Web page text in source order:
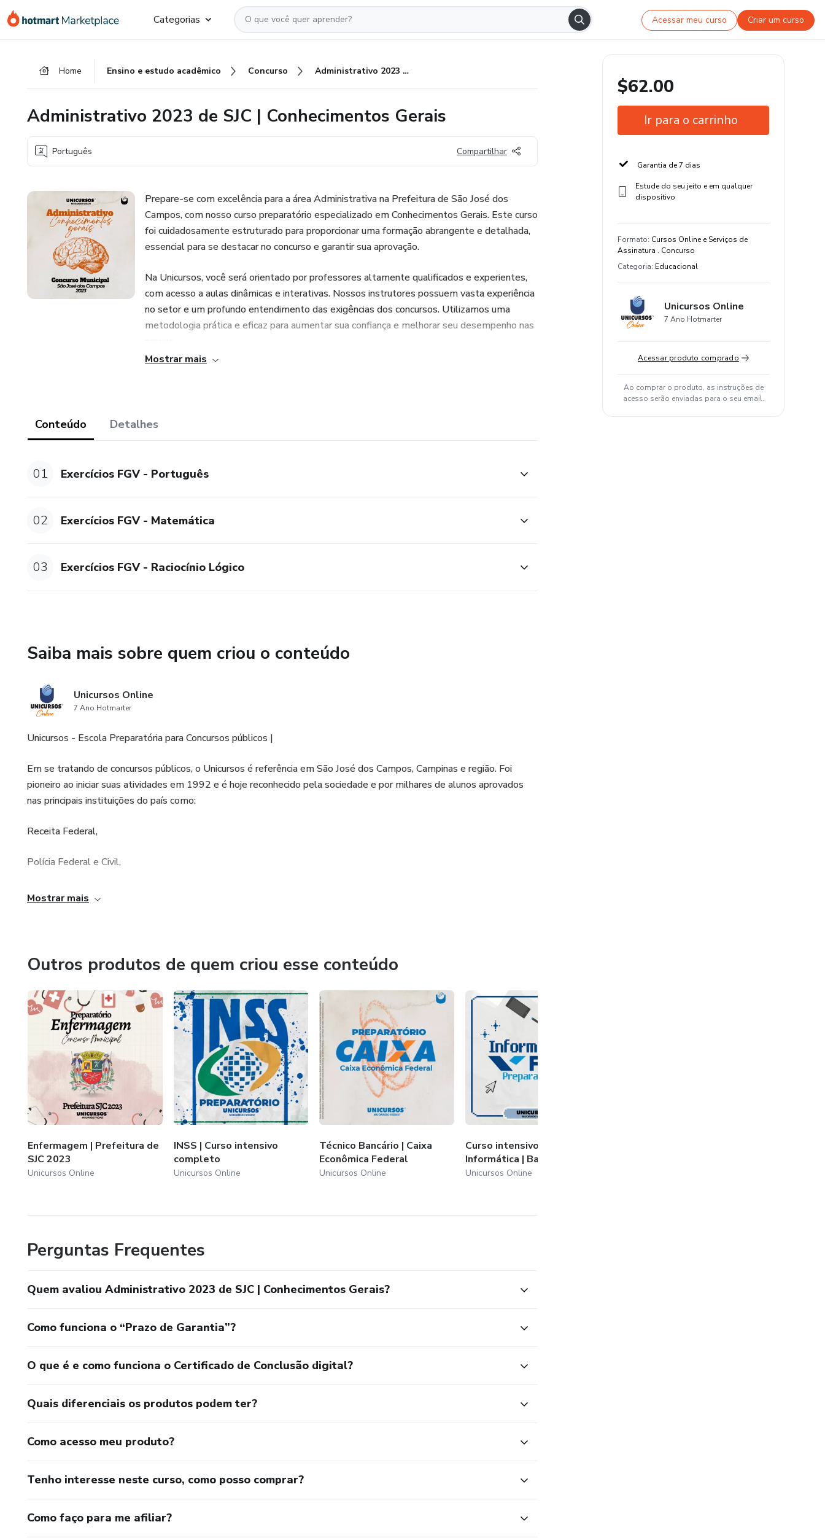
para
para
para
Categorias Acessar meu curso Criar um curso
Home Ensino e estudo acadêmico Concurso Administrativo 2023 de SJC | Conhecimentos Gerais
Administrativo 2023 de SJC | Conhecimentos Gerais
Português Compartilhar
Prepare-se com excelência para a área Administrativa na Prefeitura de São José dos
Campos, com nosso curso preparatório especializado em Conhecimentos Gerais. Este curso
foi cuidadosamente estruturado para proporcionar uma formação abrangente e detalhada,
essencial para se destacar no concurso e garantir sua aprovação.
Na Unicursos, você será orientado por professores altamente qualificados e experientes,
com acesso a aulas dinâmicas e interativas. Nossos instrutores possuem vasta experiência
no setor e um profundo entendimento das exigências dos concursos. Utilizamos uma
metodologia prática e eficaz para aumentar sua confiança e melhorar seu desempenho nas
• Material de Apoio: Apostilas, listas de exercícios e slides em PDF, desenvolvidos para
• Suporte Completo: Atendimento pedagógico e técnico total para resolver qualquer
Mostrar mais
Conteúdo Detalhes
01 Exercícios FGV - Português
02 Exercícios FGV - Matemática
03 Exercícios FGV - Raciocínio Lógico
Saiba mais sobre quem criou o conteúdo
Unicursos Online
7 Ano Hotmarter
Unicursos - Escola Preparatória para Concursos públicos |
Em se tratando de concursos públicos, o Unicursos é referência em São José dos Campos, Campinas e região. Foi
pioneiro ao iniciar suas atividades em 1992 e é hoje reconhecido pela sociedade e por milhares de alunos aprovados
nas principais instituições do país como:
Receita Federal,
Polícia Federal e Civil,
nos Tribunais,
entre outros.
As aulas são ministradas por doutores, mestres, fiscais federais, delegados, oficiais de justiça, procuradores e
profissionais com experiência comprovada em concursos e com excelentes resultados.
Foi assim, criando um diferencial em termos de qualidade de produto e respeito ao seu público, que o Unicursos
cresceu e é líder no mercado, oferecendo cursos, simulados, aulas de exercícios, apostilas e palestras informativas
gratuitas sobre as principais carreiras públicas.
Mostrar mais
Outros produtos de quem criou esse conteúdo
Enfermagem | Prefeitura de
SJC 2023
Unicursos Online
INSS | Curso intensivo
completo
Unicursos Online
Técnico Bancário | Caixa
Econômica Federal
Unicursos Online
Curso intensivo de
Informática | Banca FGV
Unicursos Online
Perguntas Frequentes
Quem avaliou Administrativo 2023 de SJC | Conhecimentos Gerais?
Como funciona o “Prazo de Garantia”?
O que é e como funciona o Certificado de Conclusão digital?
Quais diferenciais os produtos podem ter?
Como acesso meu produto?
Tenho interesse neste curso, como posso comprar?
Como faço para me afiliar?
$62.00
Ir para o carrinho
Garantia de 7 dias
Estude do seu jeito e em qualquer
dispositivo
Formato: Cursos Online e Serviços de
Assinatura . Concurso
Categoria: Educacional
Unicursos Online
7 Ano Hotmarter
Acessar produto comprado
Ao comprar o produto, as instruções de
acesso serão enviadas para o seu email.